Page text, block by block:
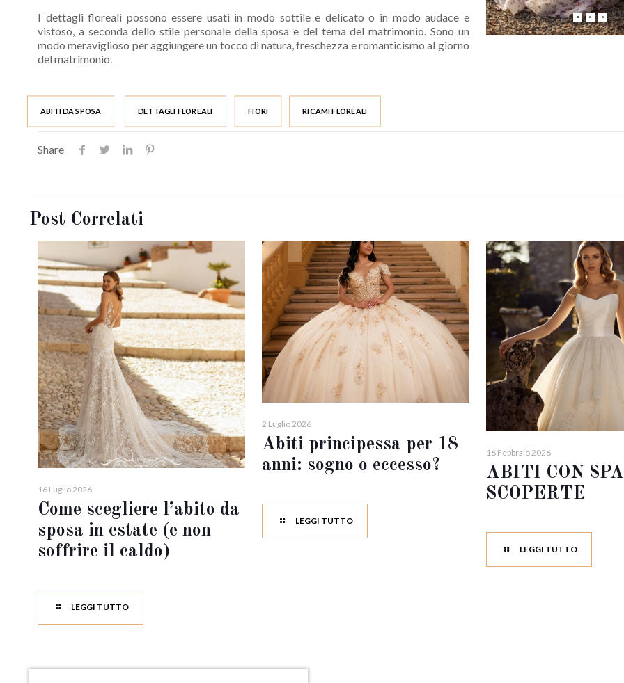
I dettagli floreali possono essere usati in modo sottile e delicato o in modo audace e
vistoso, a seconda dello stile personale della sposa e del tema del matrimonio. Sono un
modo meraviglioso per aggiungere un tocco di natura, freschezza e romanticismo al giorno
del matrimonio.
ABITI DA SPOSA DETTAGLI FLOREALI FIORI RICAMI FLOREALI
Share
Post Correlati
16 Luglio 2026
Come scegliere l’abito da
sposa in estate (e non
soffrire il caldo)
LEGGI TUTTO
2 Luglio 2026
Abiti principessa per 18
anni: sogno o eccesso?
LEGGI TUTTO
16 Febbraio 2026
ABITI CON
SCOPERTE
LEGGI TUTTO